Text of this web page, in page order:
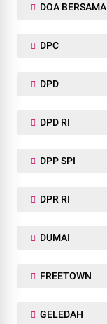
DOA BERSAMA
DPC
DPD
DPD RI
DPP SPI
DPR RI
DUMAI
FREETOWN
GELEDAH